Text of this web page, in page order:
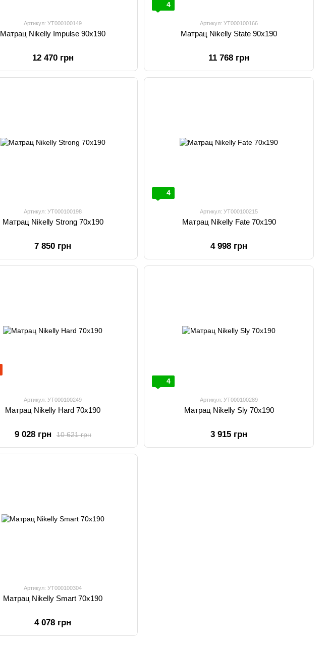
Артикул: УТ000100149
Матрац Nikelly Impulse 90х190
12 470 грн
4
Артикул: УТ000100166
Матрац Nikelly State 90х190
11 768 грн
Артикул: УТ000100198
Матрац Nikelly Strong 70х190
7 850 грн
4
Артикул: УТ000100215
Матрац Nikelly Fate 70х190
4 998 грн
Артикул: УТ000100249
Матрац Nikelly Hard 70х190
10 621 грн
9 028 грн
4
Артикул: УТ000100289
Матрац Nikelly Sly 70х190
3 915 грн
Артикул: УТ000100304
Матрац Nikelly Smart 70х190
4 078 грн